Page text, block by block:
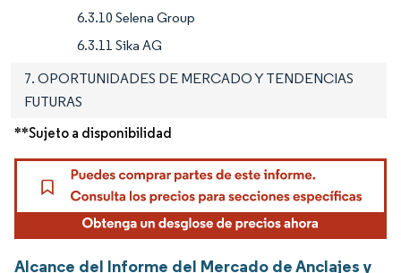
6.3.10 Selena Group
6.3.11 Sika AG
7. OPORTUNIDADES DE MERCADO Y TENDENCIAS
FUTURAS
**Sujeto a disponibilidad
Alcance del Informe del Mercado de Anclajes y